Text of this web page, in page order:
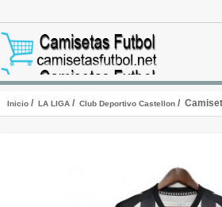
Inicio/ LA LIGA/ Club Deportivo Castellon/ Camiseta Club